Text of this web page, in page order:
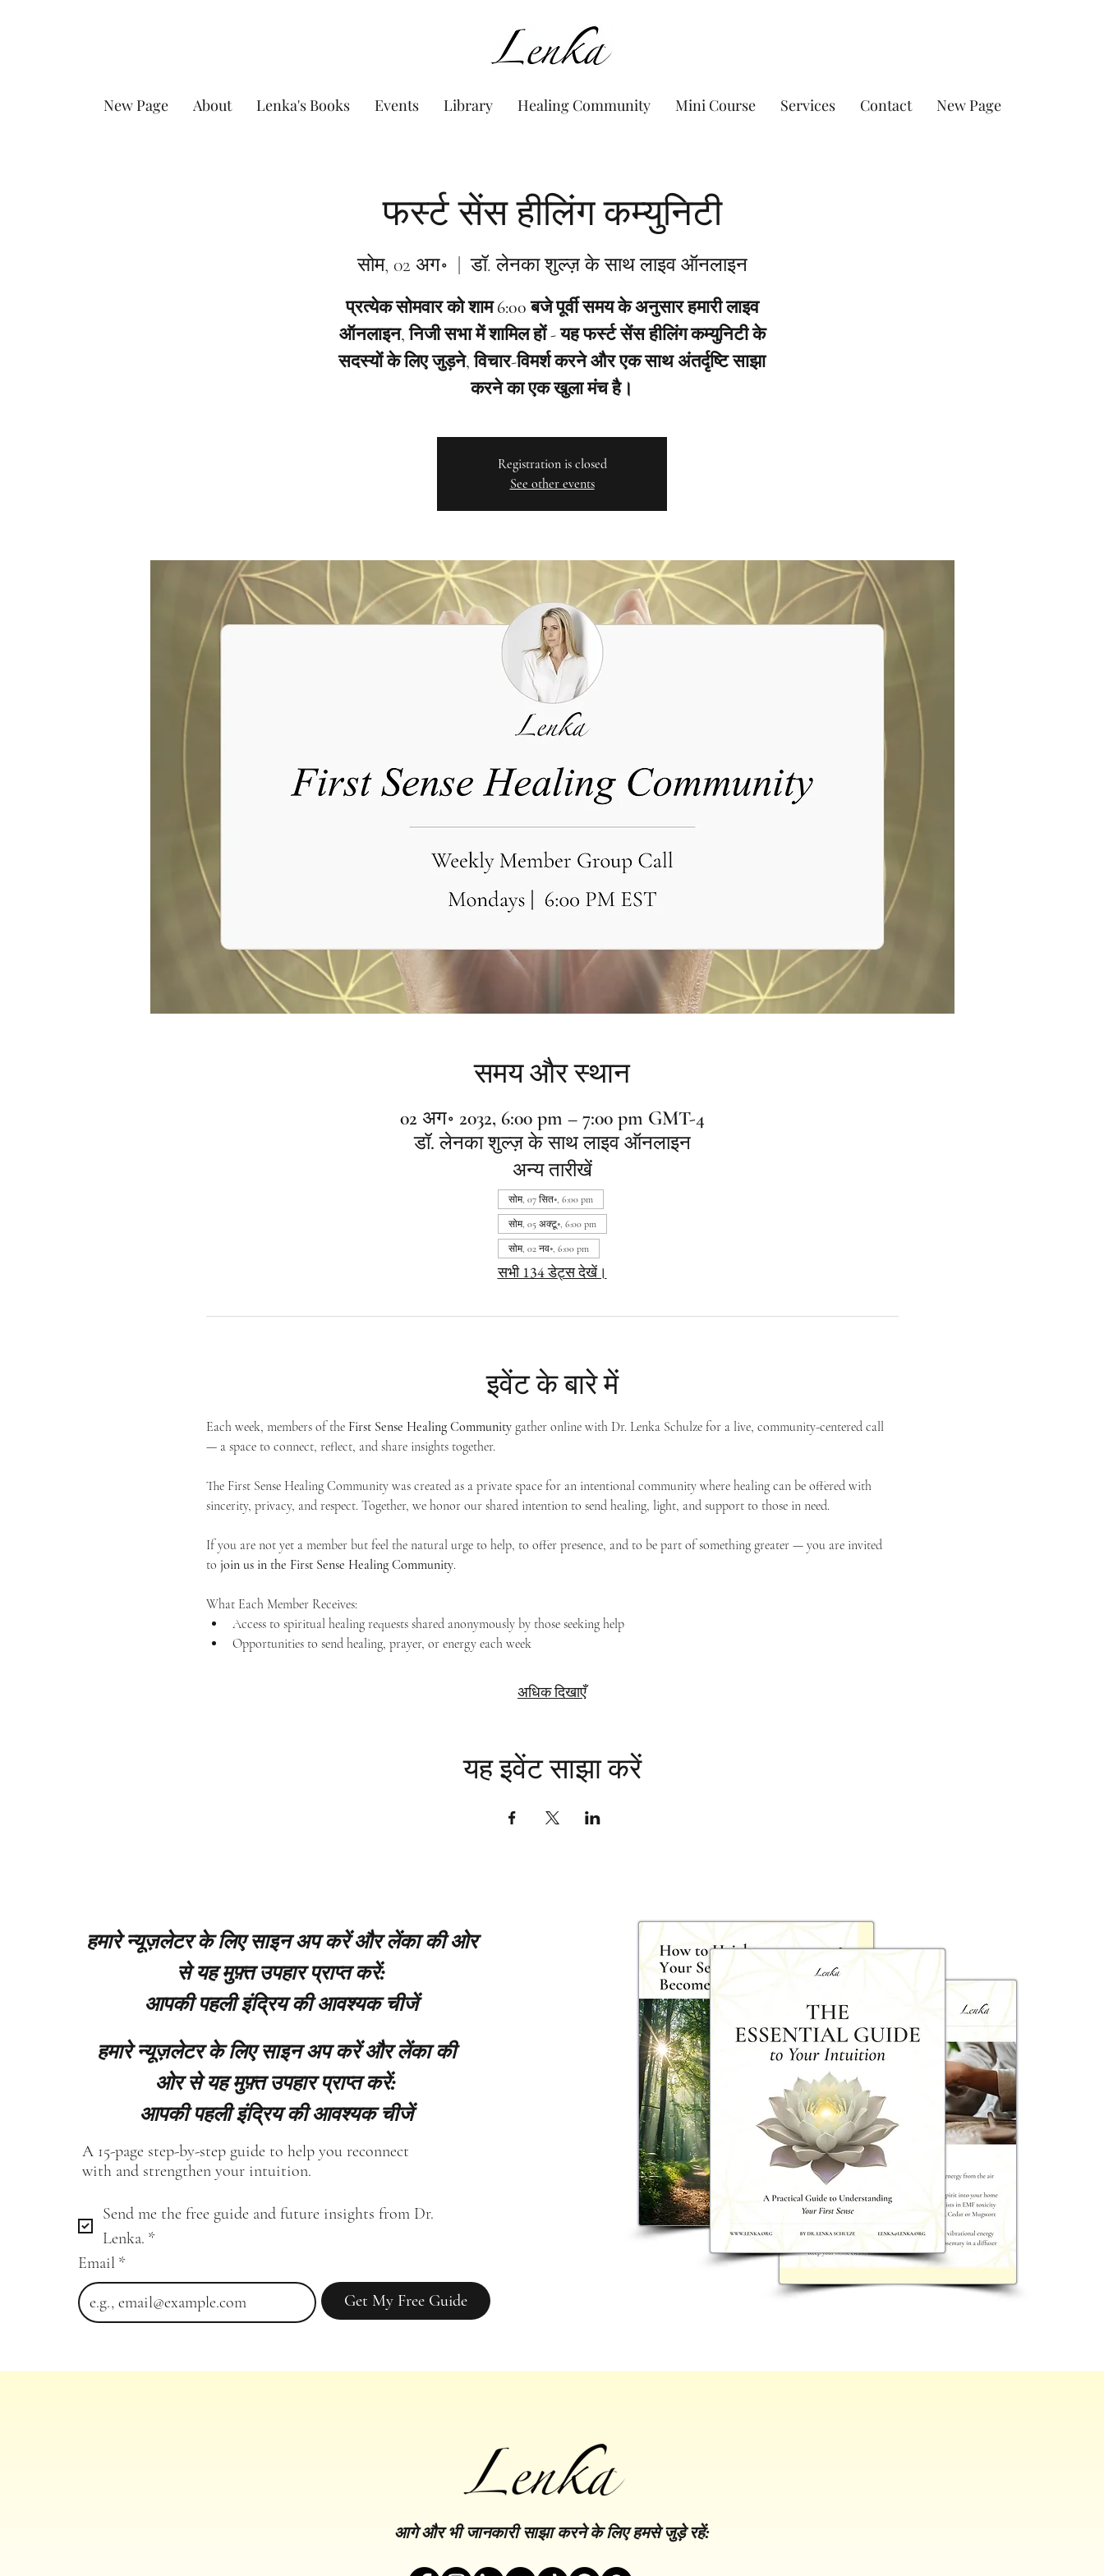
www.Lenka.org
New Page About Lenka's Books Events Library Healing Community Mini Course Services Contact New Page
फर्स्ट सेंस हीलिंग कम्युनिटी
सोम, 02 अग॰
  |
डॉ. लेनका शुल्ज़ के साथ लाइव ऑनलाइन
प्रत्येक सोमवार को शाम 6:00 बजे पूर्वी समय के अनुसार हमारी लाइव
ऑनलाइन, निजी सभा में शामिल हों - यह फर्स्ट सेंस हीलिंग कम्युनिटी के
सदस्यों के लिए जुड़ने, विचार-विमर्श करने और एक साथ अंतर्दृष्टि साझा
करने का एक खुला मंच है।
Registration is closed
See other events
समय और स्थान
02 अग॰ 2032, 6:00 pm – 7:00 pm GMT-4
डॉ. लेनका शुल्ज़ के साथ लाइव ऑनलाइन
अन्य तारीखें
सोम, 07 सित॰, 6:00 pm
सोम, 05 अक्टू॰, 6:00 pm
सोम, 02 नव॰, 6:00 pm
सभी 134 डेट्स देखें।
इवेंट के बारे में
Each week, members of the First Sense Healing Community gather online with Dr. Lenka Schulze for a live, community-centered call
— a space to connect, reflect, and share insights together.
The First Sense Healing Community was created as a private space for an intentional community where healing can be offered with
sincerity, privacy, and respect. Together, we honor our shared intention to send healing, light, and support to those in need.
If you are not yet a member but feel the natural urge to help, to offer presence, and to be part of something greater — you are invited
to join us in the First Sense Healing Community.
What Each Member Receives:
Access to spiritual healing requests shared anonymously by those seeking help
Opportunities to send healing, prayer, or energy each week
अधिक दिखाएँ
यह इवेंट साझा करें
हमारे न्यूज़लेटर के लिए साइन अप करें और लेंका की ओर
से यह मुफ़्त उपहार प्राप्त करें:
आपकी पहली इंद्रिय की आवश्यक चीजें
हमारे न्यूज़लेटर के लिए साइन अप करें और लेंका की
ओर से यह मुफ़्त उपहार प्राप्त करें:
आपकी पहली इंद्रिय की आवश्यक चीजें
A 15-page step-by-step guide to help you reconnect
with and strengthen your intuition.
Send me the free guide and future insights from Dr.
Lenka. *
Email *
Get My Free Guide
आगे और भी जानकारी साझा करने के लिए हमसे जुड़े रहें: